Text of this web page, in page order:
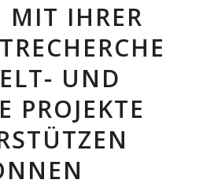
MIT IHRER
UND
PROJEKTE